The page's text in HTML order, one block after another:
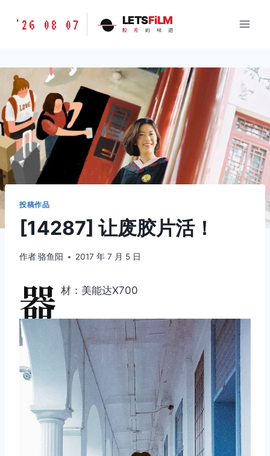
胶
味
道
LETSFILM
'26 08 07 LETSFiLM
胶 片 的 味 道
投稿作品
[14287] 让废胶片活！
作者骆鱼阳 2017 年 7 月 5 日
器 材：美能达X700